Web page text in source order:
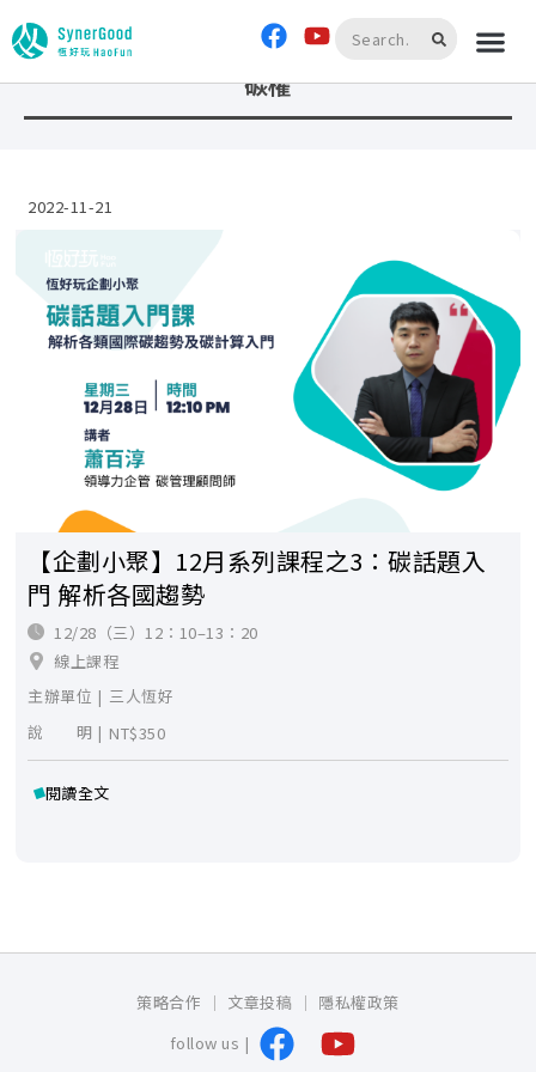
首頁»碳權
碳權
2022-11-21
【企劃小聚】12月系列課程之3：碳話題入
門 解析各國趨勢
12/28（三）12：10–13：20
線上課程
主辦單位 | 三人恆好
說 明 | NT$350
閱讀全文
策略合作 文章投稿
隱私權政策
follow us |